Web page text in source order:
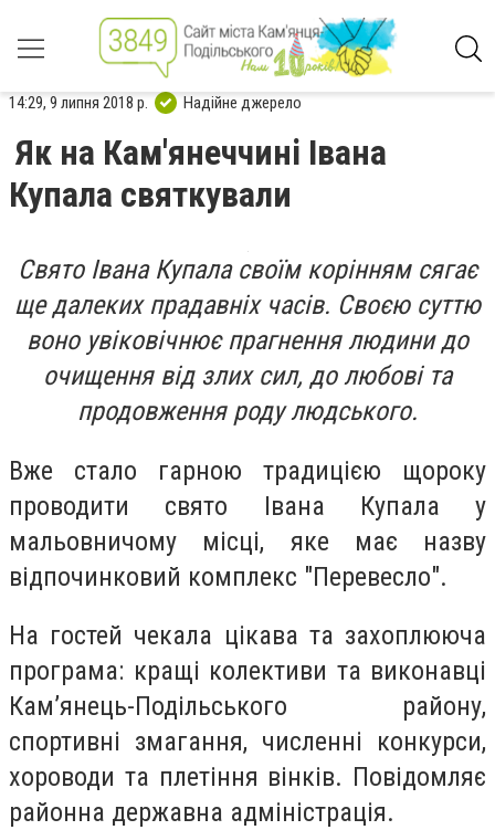
14:29, 9 липня 2018 р. Надійне джерело
Як на Кам'янеччині Івана
Купала святкували
Свято Івана Купала своїм корінням сягає
ще далеких прадавніх часів. Своєю суттю
воно увіковічнює прагнення людини до
очищення від злих сил, до любові та
продовження роду людського.
Вже стало гарною традицією щороку
проводити свято Івана Купала у
мальовничому місці, яке має назву
відпочинковий комплекс "Перевесло".
На гостей чекала цікава та захоплююча
програма: кращі колективи та виконавці
Кам’янець-Подільського району,
спортивні змагання, численні конкурси,
хороводи та плетіння вінків. Повідомляє
районна державна адміністрація.